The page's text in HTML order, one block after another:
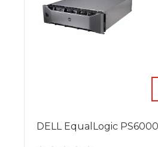
DELL EqualLogic